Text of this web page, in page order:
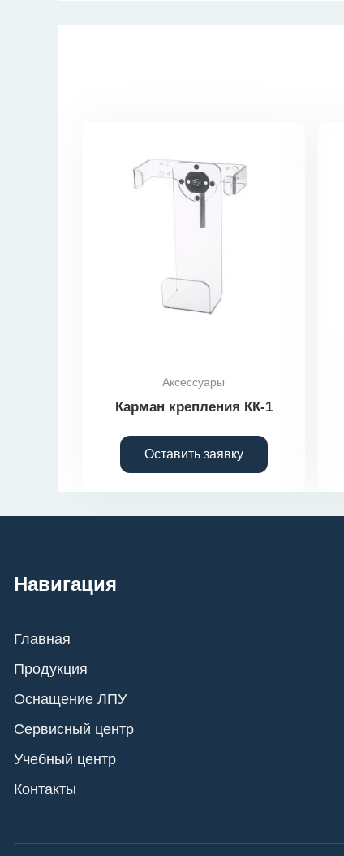
Аксессуары
Карман крепления КК-1
Оставить заявку
Навигация
Главная
Продукция
Оснащение ЛПУ
Сервисный центр
Учебный центр
Контакты